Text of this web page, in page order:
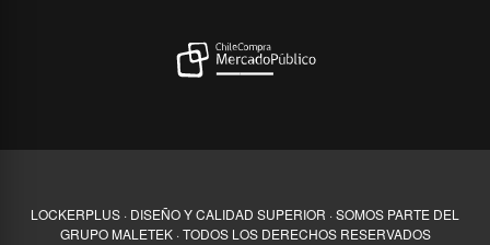
LOCKERPLUS · DISEÑO Y CALIDAD SUPERIOR · SOMOS PARTE DEL
GRUPO MALETEK · TODOS LOS DERECHOS RESERVADOS